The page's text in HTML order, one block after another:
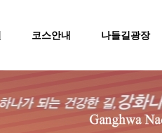
코스안내 나들길광장